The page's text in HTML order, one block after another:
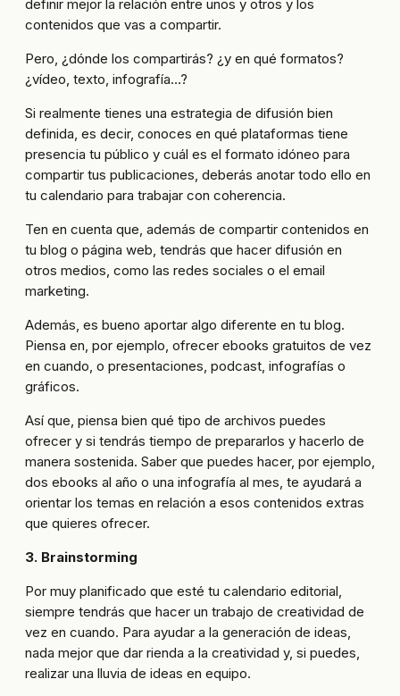
definir mejor la relación entre unos y otros y los
contenidos que vas a compartir.
Pero, ¿dónde los compartirás? ¿y en qué formatos?
¿vídeo, texto, infografía…?
Si realmente tienes una estrategia de difusión bien
definida, es decir, conoces en qué plataformas tiene
presencia tu público y cuál es el formato idóneo para
compartir tus publicaciones, deberás anotar todo ello en
tu calendario para trabajar con coherencia.
Ten en cuenta que, además de compartir contenidos en
tu blog o página web, tendrás que hacer difusión en
otros medios, como las redes sociales o el email
marketing.
Además, es bueno aportar algo diferente en tu blog.
Piensa en, por ejemplo, ofrecer ebooks gratuitos de vez
en cuando, o presentaciones, podcast, infografías o
gráficos.
Así que, piensa bien qué tipo de archivos puedes
ofrecer y si tendrás tiempo de prepararlos y hacerlo de
manera sostenida. Saber que puedes hacer, por ejemplo,
dos ebooks al año o una infografía al mes, te ayudará a
orientar los temas en relación a esos contenidos extras
que quieres ofrecer.
3. Brainstorming
Por muy planificado que esté tu calendario editorial,
siempre tendrás que hacer un trabajo de creatividad de
vez en cuando. Para ayudar a la generación de ideas,
nada mejor que dar rienda a la creatividad y, si puedes,
realizar una lluvia de ideas en equipo.